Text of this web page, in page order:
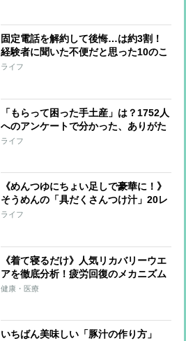
固定電話を解約して後悔…は約3割！
経験者に聞いた不便だと思った10のこ
と
ライフ
「もらって困った手土産」は？1752人
へのアンケートで分かった、ありがた
くも途方に暮れたものとは…
ライフ
《めんつゆにちょい足しで豪華に！》
そうめんの「具だくさんつけ汁」20レ
シピ！和洋、エスニックとバリエいろ
ライフ
《着て寝るだけ》人気リカバリーウエ
アを徹底分析！疲労回復のメカニズム
から機能まで話題の「安眠」「快眠」
健康・医療
いちばん美味しい「豚汁の作り方」